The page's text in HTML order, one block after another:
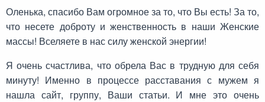
Оленька, спасибо Вам огромное за то, что Вы есть! За то,
что несете доброту и женственность в наши Женские
массы! Вселяете в нас силу женской энергии!
Я очень счастлива, что обрела Вас в трудную для себя
минуту! Именно в процессе расставания с мужем я
нашла сайт, группу, Ваши статьи. И мне это очень